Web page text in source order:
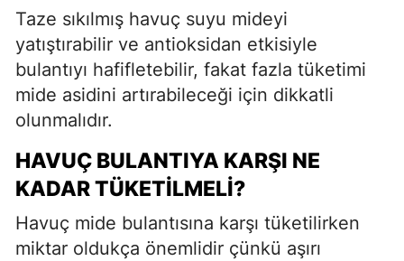
Taze sıkılmış havuç suyu mideyi
yatıştırabilir ve antioksidan etkisiyle
bulantıyı hafifletebilir, fakat fazla tüketimi
mide asidini artırabileceği için dikkatli
olunmalıdır.
HAVUÇ BULANTIYA KARŞI NE
KADAR TÜKETILMELI?
Havuç mide bulantısına karşı tüketilirken
miktar oldukça önemlidir çünkü aşırı